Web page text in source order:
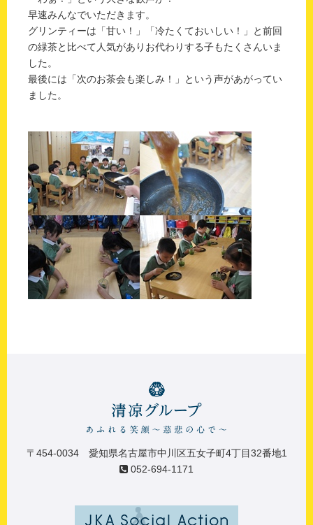
早速みんなでいただきます。
グリンティーは「甘い！」「冷たくておいしい！」と前回
の緑茶と比べて人気がありお代わりする子もたくさんいま
した。
最後には「次のお茶会も楽しみ！」という声があがってい
ました。
〒454-0034 愛知県名古屋市中川区五女子町4丁目32番地1
052-694-1171